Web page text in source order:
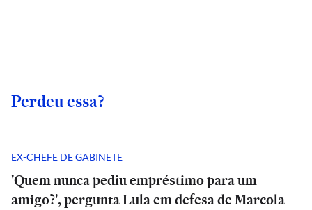
Perdeu essa?
EX-CHEFE DE GABINETE
'Quem nunca pediu empréstimo para um
amigo?', pergunta Lula em defesa de Marcola